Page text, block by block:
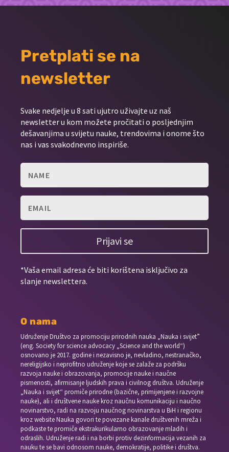
Pretplati se na
newsletter
Svake nedjelje u 8 sati ujutro uživajte uz naš
newsletter u kom možete pročitati o posljednjim
dešavanjima u svijetu nauke, trendovima i onome što
nas i vas svakodnevno inspiriše.
Prijavi se
*Vaša email adresa će biti korištena isključivo za
slanje newslettera.
O nama
Udruženje Društvo za promociju prirodnih nauka „Nauka i svijet”
(eng. Society for science advocacy „Science and the world“)
osnovano je 2017. godine i nezavisno je, nevladino, nestranačko,
nereligijsko i neprofitno udruženje koje se zalaže za podršku
razvoja nauke i obrazovanja, promocije nauke i naučne
pismenosti, afirmisanje ljudskih prava i civilnog društva. Udruženje
„Nauka i svijet“ promiče prirodne (bazične, primijenjene i razvojne
nauke), ali i društvene nauke kroz naučnu komunikaciju i naučno
novinarstvo, radi na razvoju naučnog novinarstva u BiH i regionu
kroz website Nauka govori te povezane kanale društvenih mreža i
podkaste te promiče ekstrakurikularno obrazovanje mladih i
odraslih. Udruženje radi i na borbi protiv dezinformacija vezanih za
nauku te se bavi odnosom nauke, demokratije, politike i društva.